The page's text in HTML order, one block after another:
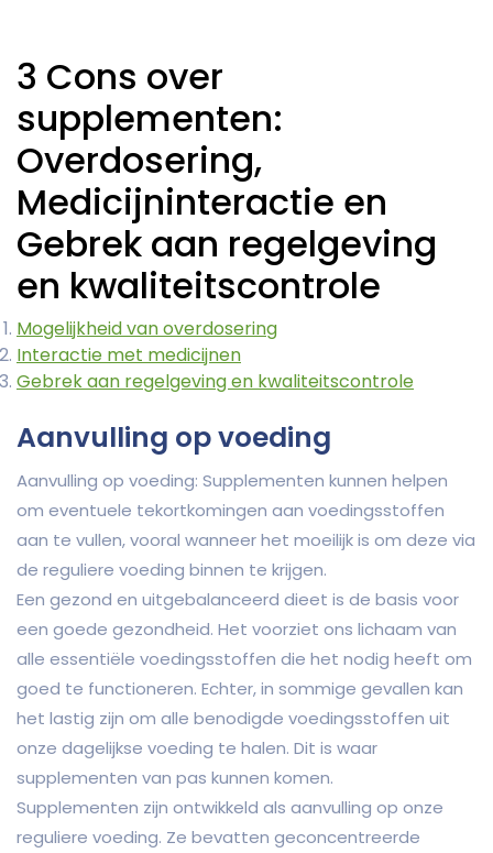
3 Cons over
supplementen:
Overdosering,
Medicijninteractie en
Gebrek aan regelgeving
en kwaliteitscontrole
Mogelijkheid van overdosering
Interactie met medicijnen
Gebrek aan regelgeving en kwaliteitscontrole
Aanvulling op voeding
Aanvulling op voeding: Supplementen kunnen helpen
om eventuele tekortkomingen aan voedingsstoffen
aan te vullen, vooral wanneer het moeilijk is om deze via
de reguliere voeding binnen te krijgen.
Een gezond en uitgebalanceerd dieet is de basis voor
een goede gezondheid. Het voorziet ons lichaam van
alle essentiële voedingsstoffen die het nodig heeft om
goed te functioneren. Echter, in sommige gevallen kan
het lastig zijn om alle benodigde voedingsstoffen uit
onze dagelijkse voeding te halen. Dit is waar
supplementen van pas kunnen komen.
Supplementen zijn ontwikkeld als aanvulling op onze
reguliere voeding. Ze bevatten geconcentreerde